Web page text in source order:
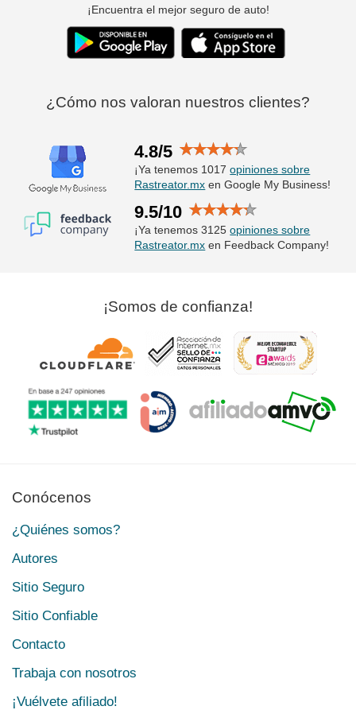
¡Encuentra el mejor seguro de auto!
¿Cómo nos valoran nuestros clientes?
4.8/5
¡Ya tenemos 1017opiniones sobre
Rastreator.mx en Google My Business!
9.5/10
¡Ya tenemos 3125opiniones sobre
Rastreator.mx en Feedback Company!
¡Somos de confianza!
Conócenos
¿Quiénes somos?
Autores
Sitio Seguro
Sitio Confiable
Contacto
Trabaja con nosotros
¡Vuélvete afiliado!